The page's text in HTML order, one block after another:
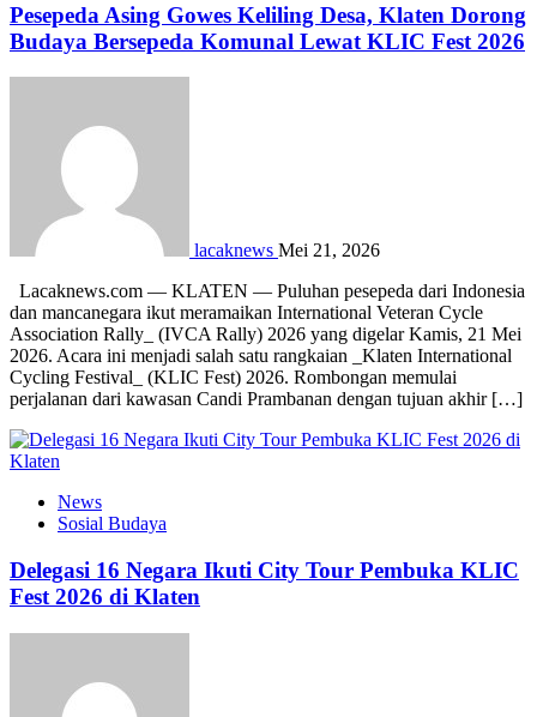
Pesepeda Asing Gowes Keliling Desa, Klaten Dorong
Budaya Bersepeda Komunal Lewat KLIC Fest 2026
lacaknews Mei 21, 2026
Lacaknews.com — KLATEN — Puluhan pesepeda dari Indonesia
dan mancanegara ikut meramaikan International Veteran Cycle
Association Rally_ (IVCA Rally) 2026 yang digelar Kamis, 21 Mei
2026. Acara ini menjadi salah satu rangkaian _Klaten International
Cycling Festival_ (KLIC Fest) 2026. Rombongan memulai
perjalanan dari kawasan Candi Prambanan dengan tujuan akhir […]
News
Sosial Budaya
Delegasi 16 Negara Ikuti City Tour Pembuka KLIC
Fest 2026 di Klaten